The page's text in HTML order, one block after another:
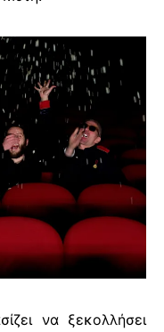
να ξεκολλήσει